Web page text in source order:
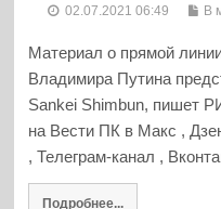
02.07.2021 06:49 В
Материал о прямой
Владимира Путина
Sankei Shimbun, пишет
на Вести ПК в Макс ,
, Телеграм-канал ,
Подробнее...